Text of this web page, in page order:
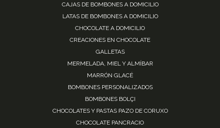
CAJAS DE BOMBONES A DOMICILIO
LATAS DE BOMBONES A DOMICILIO
CHOCOLATE A DOMICILIO
CREACIONES EN CHOCOLATE
GALLETAS
MERMELADA, MIEL Y ALMÍBAR
MARRÓN GLACÉ
BOMBONES PERSONALIZADOS
BOMBONES BOLÇI
CHOCOLATES Y PASTAS PAZO DE CORUXO
CHOCOLATE PANCRACIO